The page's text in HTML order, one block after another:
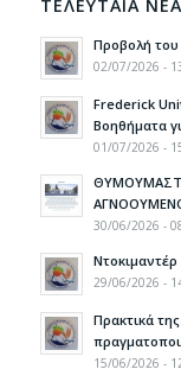
ΤΕΛΕΥΤΑΙΑ ΝΕΑ
Προβολή του
02/07/2026 -
Frederick
Βοηθήματα
01/07/2026 -
30/06/2026 -
Ντοκιμαντέρ
29/06/2026 -
Πρακτικά
15/06/2026 -